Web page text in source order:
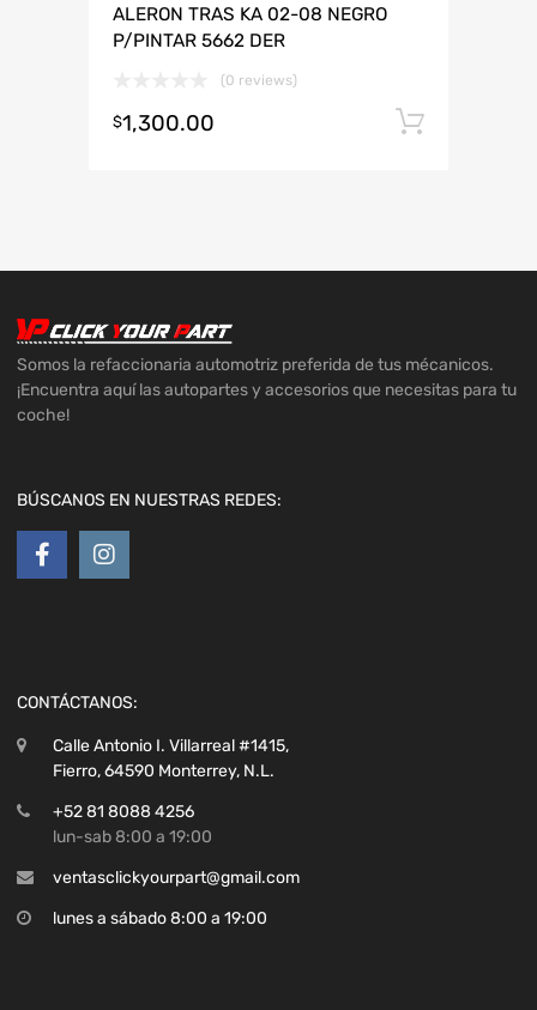
ALERON TRAS KA 02-08 NEGRO
P/PINTAR 5662 DER
(0 reviews)
$1,300.00
Somos la refaccionaria automotriz preferida de tus mécanicos.
¡Encuentra aquí las autopartes y accesorios que necesitas para tu
coche!
BÚSCANOS EN NUESTRAS REDES:
CONTÁCTANOS:
Calle Antonio I. Villarreal #1415,
Fierro, 64590 Monterrey, N.L.
+52 81 8088 4256
lun-sab 8:00 a 19:00
ventasclickyourpart@gmail.com
lunes a sábado 8:00 a 19:00